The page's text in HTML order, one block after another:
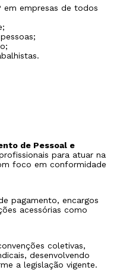
em empresas de todos
de Pessoal e
para atuar na
foco em conformidade
pagamento, encargos
acessórias como
coletivas,
desenvolvendo
a legislação vigente.